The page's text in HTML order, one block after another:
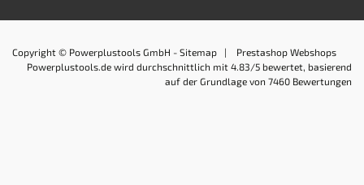
Copyright © Powerplustools GmbH - Sitemap | Prestashop Webshops
Powerplustools.de wird durchschnittlich mit 4.83 /5 bewertet, basierend
auf der Grundlage von 7460 Bewertungen